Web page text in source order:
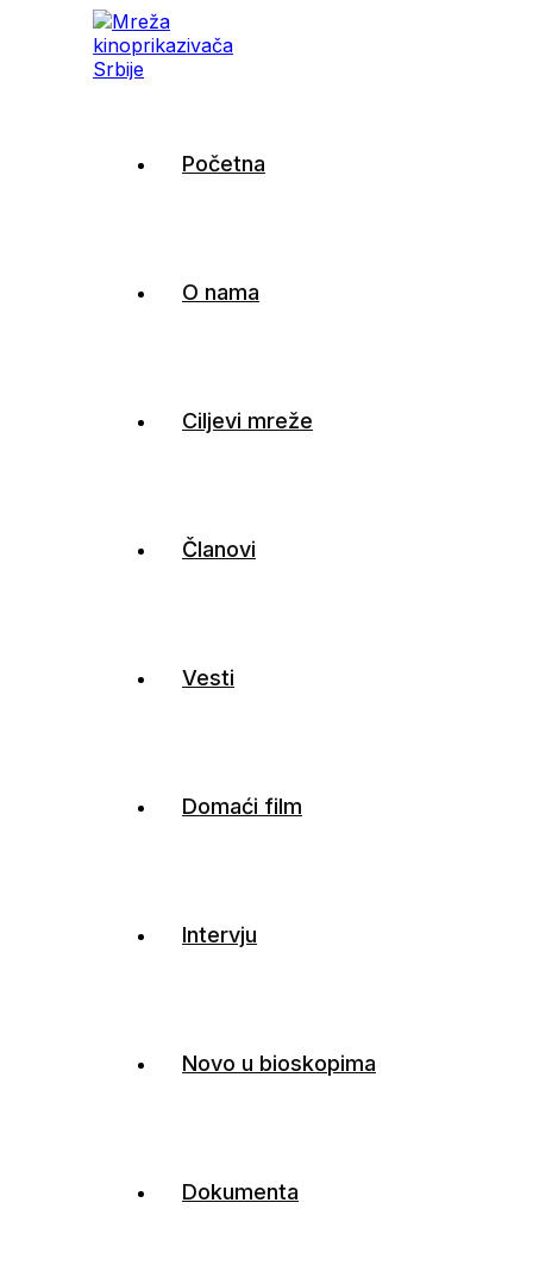
SrbijePočetna
O nama
Ciljevi mreže
Članovi
Vesti
Domaći film
Intervju
Novo u bioskopima
Dokumenta